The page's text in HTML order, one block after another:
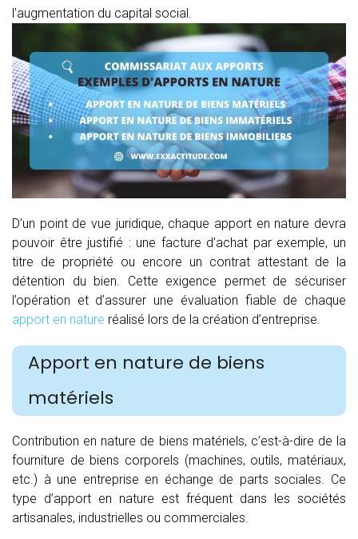
l’augmentation du capital social.
D’un point de vue juridique, chaque apport en nature devra
pouvoir être justifié : une facture d’achat par exemple, un
titre de propriété ou encore un contrat attestant de la
détention du bien. Cette exigence permet de sécuriser
l’opération et d’assurer une évaluation fiable de chaque
apport en nature réalisé lors de la création d’entreprise.
Apport en nature de biens
matériels
Contribution en nature de biens matériels, c’est-à-dire de la
fourniture de biens corporels (machines, outils, matériaux,
etc.) à une entreprise en échange de parts sociales. Ce
type d’apport en nature est fréquent dans les sociétés
artisanales, industrielles ou commerciales.